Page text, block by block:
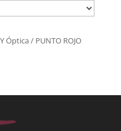
Óptica/ PUNTO ROJO